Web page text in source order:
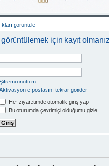
görüntüle
için kayıt
Şifremi unuttum
Aktivasyon e-postasını tekrar gönder
Her ziyaretimde otomatik giriş yap
Bu oturumda çevrimiçi olduğumu gizle